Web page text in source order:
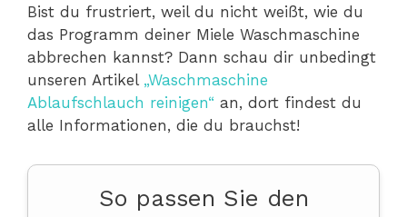
Bist du frustriert, weil du nicht weißt, wie du
das Programm deiner Miele Waschmaschine
abbrechen kannst? Dann schau dir unbedingt
unseren Artikel „Waschmaschine
Ablaufschlauch reinigen“ an, dort findest du
alle Informationen, die du brauchst!
So passen Sie den